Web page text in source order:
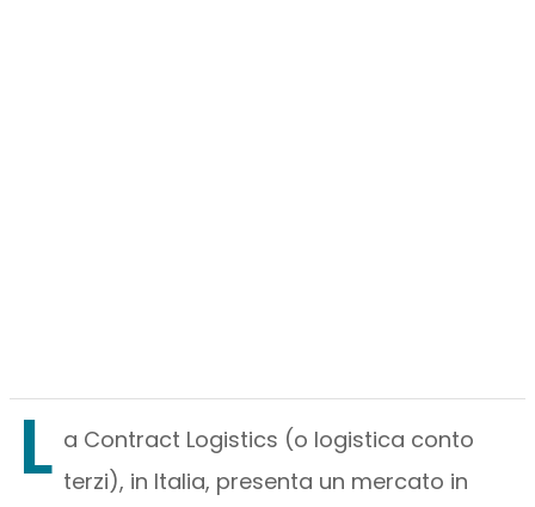
L a Contract Logistics (o logistica conto
terzi), in Italia, presenta un mercato in